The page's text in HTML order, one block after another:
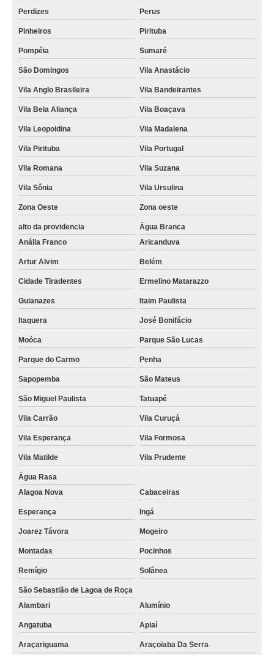
Perdizes Perus
Pinheiros Pirituba
Pompéia Sumaré
São Domingos Vila Anastácio
Vila Anglo Brasileira Vila Bandeirantes
Vila Bela Aliança Vila Boaçava
Vila Leopoldina Vila Madalena
Vila Pirituba Vila Portugal
Vila Romana Vila Suzana
Vila Sônia Vila Ursulina
Zona Oeste Zona oeste
alto da providencia
Água Branca
Anália Franco
Aricanduva
Artur Alvim Belém
Cidade Tiradentes Ermelino Matarazzo
Guianazes Itaim Paulista
Itaquera José Bonifácio
Moóca Parque São Lucas
Parque do Carmo Penha
Sapopemba São Mateus
São Miguel Paulista Tatuapé
Vila Carrão Vila Curuçá
Vila Esperança Vila Formosa
Vila Matilde Vila Prudente
Água Rasa
Alagoa Nova
Cabaceiras
Esperança Ingá
Joarez Távora Mogeiro
Montadas Pocinhos
Remígio Solânea
São Sebastião de Lagoa de Roça
Alambari
Alumínio
Angatuba Apiaí
Araçariguama Araçoiaba Da Serra